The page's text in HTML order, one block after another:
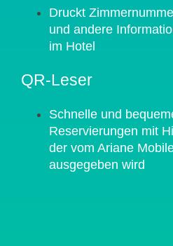
Druckt
und andere
im Hotel
QR-Leser
Schnelle und
Reservierungen mit
der vom Ariane
ausgegeben wird